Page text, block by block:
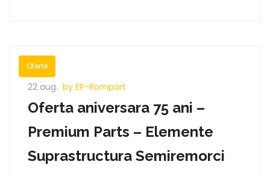
Oferte
22 aug. by EP-Rompart
Oferta aniversara 75 ani –
Premium Parts – Elemente
Suprastructura Semiremorci